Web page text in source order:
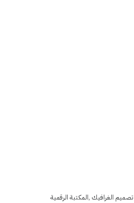
تصميم الغرافيك ,المكتبة الرقمية